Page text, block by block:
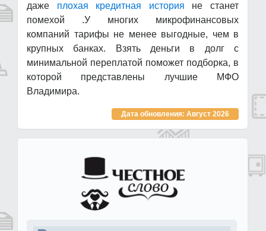
даже плохая кредитная история не станет
помехой .У многих микрофинансовых
компаний тарифы не менее выгодные, чем в
крупных банках. Взять деньги в долг с
минимальной переплатой поможет подборка, в
которой представлены лучшие МФО
Владимира.
Дата обновления: Август 2026